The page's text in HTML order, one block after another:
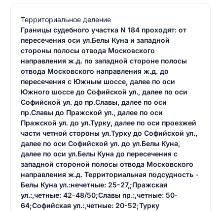
Территориальное деление
Границы судебного участка N 184 проходят: от
пересечения оси ул.Белы Куна и западной
стороны полосы отвода Московского
направления ж.д. по западной стороне полосы
отвода Московского направления ж.д. до
пересечения с Южным шоссе, далее по оси
Южного шоссе до Софийской ул., далее по оси
Софийской ул. до пр.Славы, далее по оси
пр.Славы до Пражской ул., далее по оси
Пражской ул. до ул.Турку, далее по оси проезжей
части четной стороны ул.Турку до Софийской ул.,
далее по оси Софийской ул. до ул.Белы Куна,
далее по оси ул.Белы Куна до пересечения с
западной стороной полосы отвода Московского
направления ж.д. Территориальная подсудность -
Белы Куна ул.:нечетные: 25-27,;Пражская
ул.:,четные: 42-48/50;Славы пр.:,четные: 50-
64;Софийская ул.:,четные: 20-52;Турку